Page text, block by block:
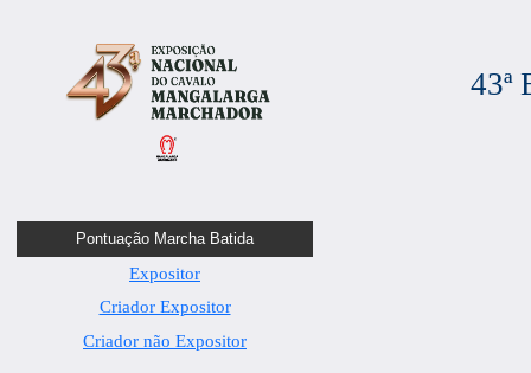
43ª
Pontuação Marcha Batida
Expositor
Criador Expositor
Criador não Expositor